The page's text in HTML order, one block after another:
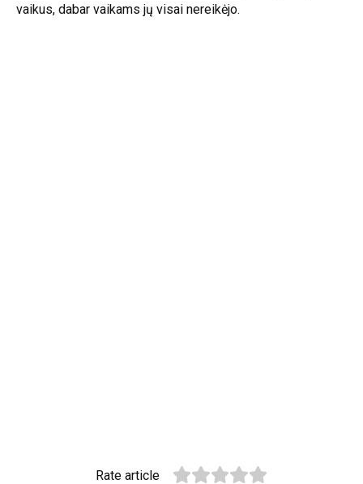
vaikus, dabar vaikams jų visai nereikėjo.
Rate article